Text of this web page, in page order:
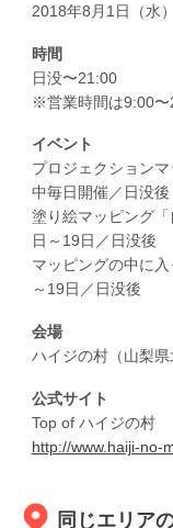
2018年8月1日（水
時間
日没〜21:00
※営業時間は9:00〜
イベント
プロジェクション
中毎日開催／日没後
塗り絵マッピング
日～19日／日没後
マッピングの中に
～19日／日没後
会場
ハイジの村（山梨県
公式サイト
Top of ハイジの村
http://www.haiji-no-
同じエリア